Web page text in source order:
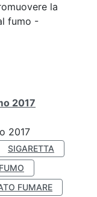
la
fumo -
2017
2017
SIGARETTA
FUMARE